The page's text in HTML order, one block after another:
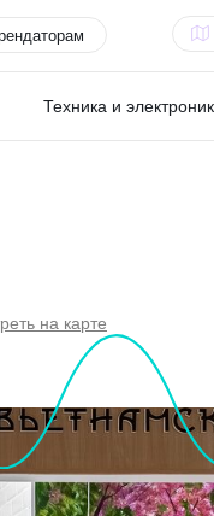
Техника и
на карте